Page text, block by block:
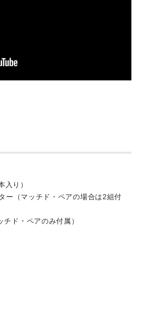
入り）
ー（マッチド・ペアの場合は2組付
ド・ペアのみ付属）